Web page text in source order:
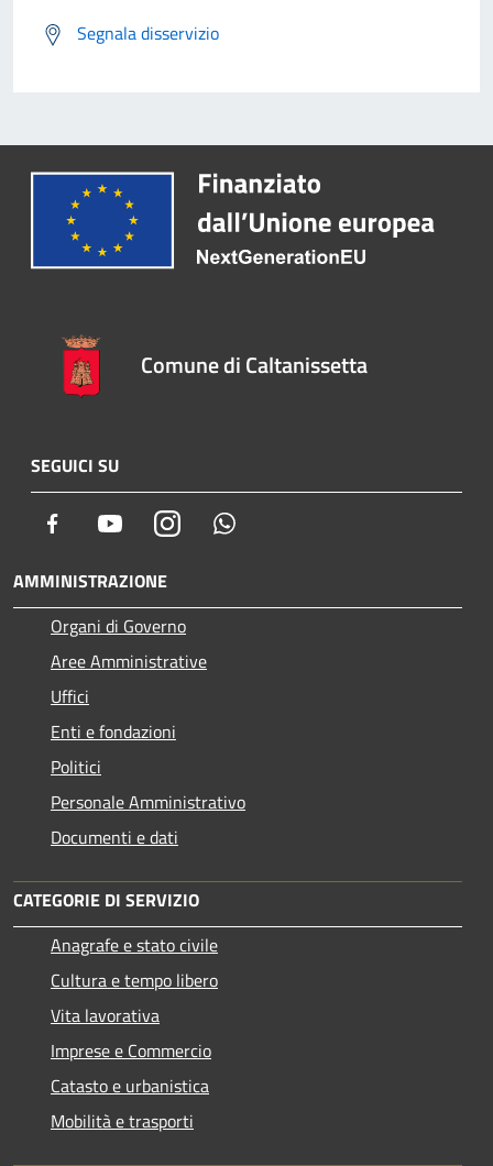
Segnala disservizio
Comune di Caltanissetta
SEGUICI SU
Facebook YoutubeInstagram
AMMINISTRAZIONE
Organi di Governo
Aree Amministrative
Uffici
Enti e fondazioni
Politici
Personale Amministrativo
Documenti e dati
CATEGORIE DI SERVIZIO
Anagrafe e stato civile
Cultura e tempo libero
Vita lavorativa
Imprese e Commercio
Catasto e urbanistica
Mobilità e trasporti